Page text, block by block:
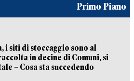
Primo Piano
i siti di stoccaggio sono al
in decine di Comuni, si
– Cosa sta succedendo